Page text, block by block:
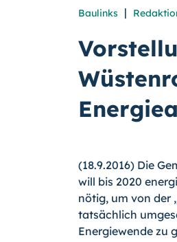
Baulinks |
(18.9.2016) Die
will bis 2020
nötig, um von der
tatsächlich
Energiewende zu